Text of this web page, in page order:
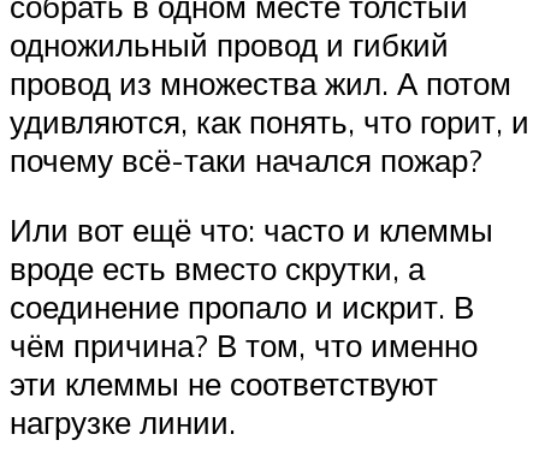
одножильный провод и гибкий
провод из множества жил. А потом
удивляются, как понять, что горит, и
почему всё-таки начался пожар?
Или вот ещё что: часто и клеммы
вроде есть вместо скрутки, а
соединение пропало и искрит. В
чём причина? В том, что именно
эти клеммы не соответствуют
нагрузке линии.